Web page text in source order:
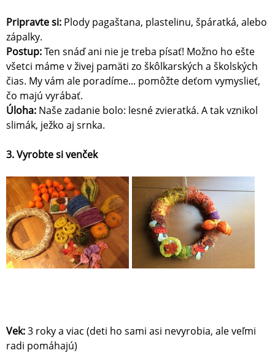
Pripravte si: Plody pagaštana, plastelinu, špáratká, alebo
zápalky.
Postup:Ten snáď ani nie je treba písať! Možno ho ešte
všetci máme v živej pamäti zo škôlkarských a školských
čias. My vám ale poradíme... pomôžte deťom vymyslieť,
čo majú vyrábať.
Úloha: Naše zadanie bolo: lesné zvieratká. A tak vznikol
slimák, ježko aj srnka.
3. Vyrobte si venček
Vek:3 roky a viac (deti ho sami asi nevyrobia, ale veľmi
radi pomáhajú)